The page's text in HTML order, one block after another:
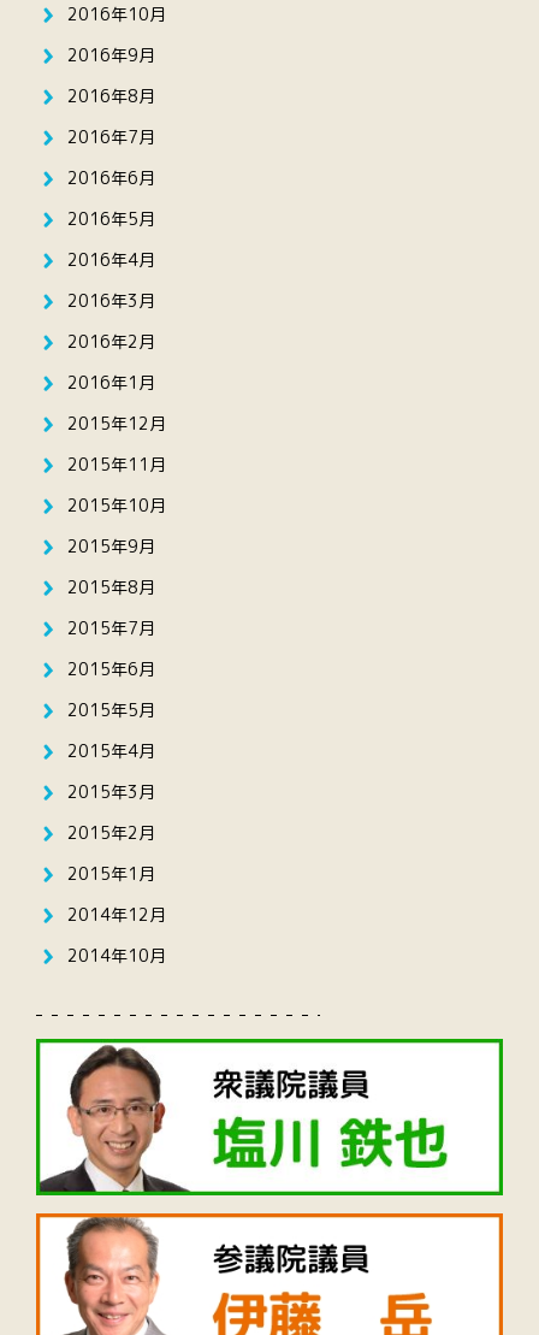
2016年10月
2016年9月
2016年8月
2016年7月
2016年6月
2016年5月
2016年4月
2016年3月
2016年2月
2016年1月
2015年12月
2015年11月
2015年10月
2015年9月
2015年8月
2015年7月
2015年6月
2015年5月
2015年4月
2015年3月
2015年2月
2015年1月
2014年12月
2014年10月